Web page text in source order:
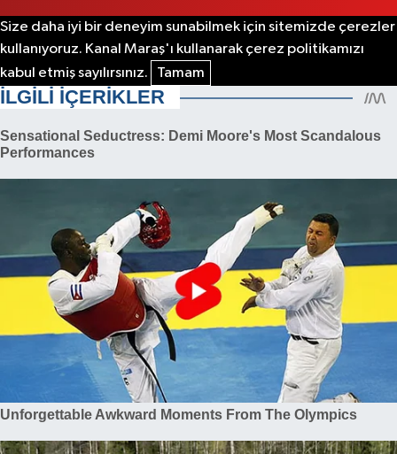
Size daha iyi bir deneyim sunabilmek için sitemizde çerezler
kullanıyoruz. Kanal Maraş'ı kullanarak çerez politikamızı
kabul etmiş sayılırsınız.
Tamam